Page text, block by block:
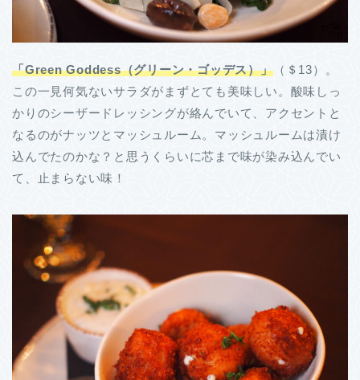
「Green Goddess（グリーン・ゴッデス）」（＄13）。
この一見何気ないサラダがまずとても美味しい。酸味しっ
かりのシーザードレッシングが絡んでいて、アクセントと
なるのがナッツとマッシュルーム。マッシュルームは漬け
込んでたのかな？と思うくらいに芯まで味が染み込んでい
て、止まらない味！